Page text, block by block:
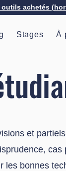
achetés
Stages À
et
les bonnes